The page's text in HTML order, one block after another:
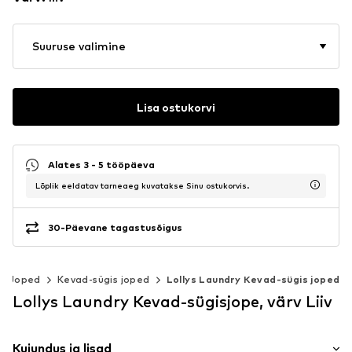
Suuruse valimine
Lisa ostukorvi
Alates 3 - 5 tööpäeva
Lõplik eeldatav tarneaeg kuvatakse Sinu ostukorvis.
30-Päevane tagastusõigus
Joped Kevad-sügis joped Lollys Laundry Kevad-sügis joped
Lollys Laundry Kevad-sügisjope, värv Liiv
Kujundus ja lisad